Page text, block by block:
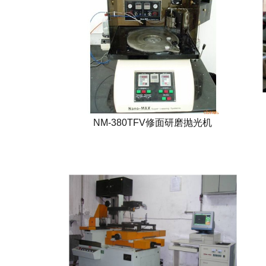
NM-380TFV修面研磨抛光机